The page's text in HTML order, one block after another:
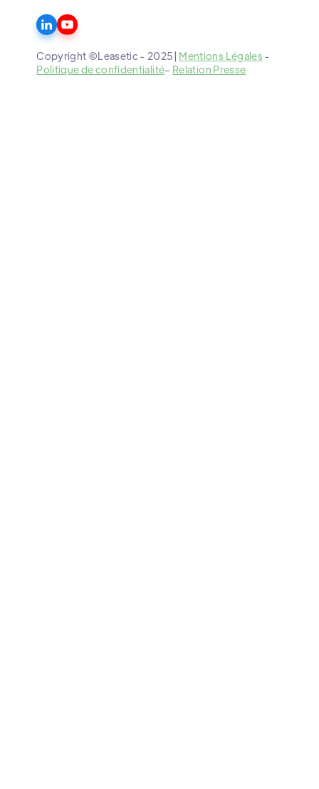
Copyright ©Leasetic - 2025| Mentions Légales -
Politique de confidentialité- Relation Presse